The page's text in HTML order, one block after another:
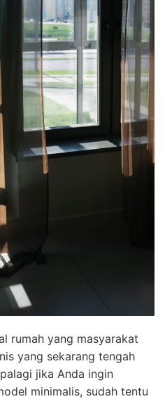
rumah yang masyarakat
yang sekarang tengah
jika Anda ingin
minimalis, sudah tentu